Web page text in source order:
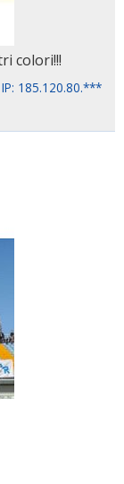
colori!!!
IP: 185.120.80.***